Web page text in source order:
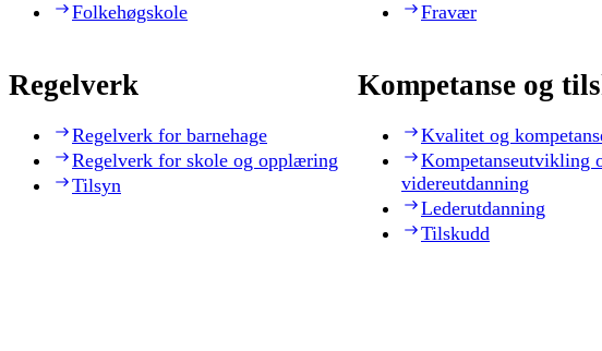
Folkehøgskole
Fravær
Regelverk
Regelverk for barnehage
Regelverk for skole og opplæring
Tilsyn
Kompetanse og
Kvalitet og
Kompetanseutvikling
videreutdanning
Lederutdanning
Tilskudd